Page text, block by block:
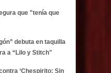
que "tenía que
debuta en taquilla
a “Lilo y Stitch"
‘Chespirito: Sin